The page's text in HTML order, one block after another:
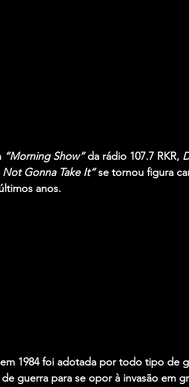
“Morning Show” da rádio 107.7 RKR,
Not Gonna Take It” se tornou figura
anos.
1984 foi adotada por todo tipo de
guerra para se opor à invasão em